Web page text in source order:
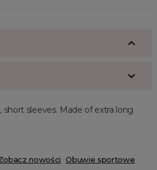
short sleeves. Made of extra long
nowości Obuwie sportowe